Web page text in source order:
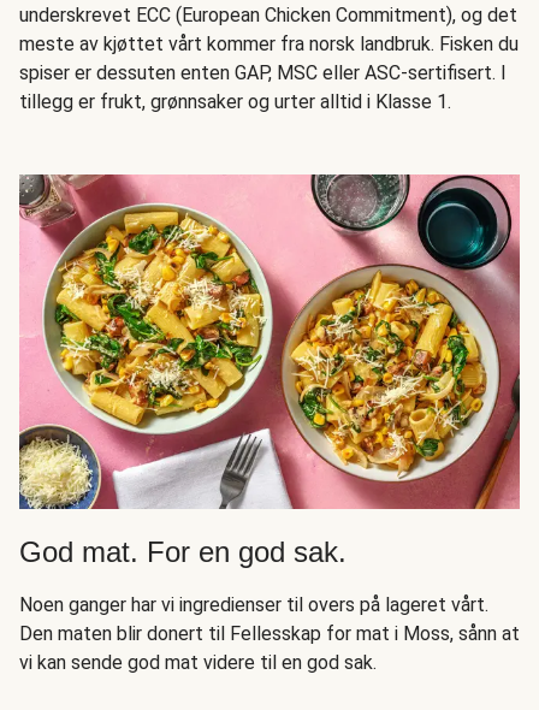
underskrevet ECC (European Chicken Commitment), og det
meste av kjøttet vårt kommer fra norsk landbruk. Fisken du
spiser er dessuten enten GAP, MSC eller ASC-sertifisert. I
tillegg er frukt, grønnsaker og urter alltid i Klasse 1.
God mat. For en god sak.
Noen ganger har vi ingredienser til overs på lageret vårt.
Den maten blir donert til Fellesskap for mat i Moss, sånn at
vi kan sende god mat videre til en god sak.